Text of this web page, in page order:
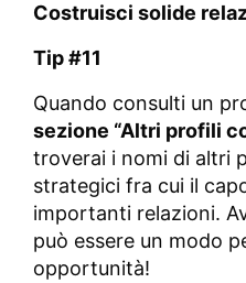
Costruisci solide
Tip #11
Quando consulti un
sezione “Altri profili
troverai i nomi di altri
strategici fra cui il
importanti relazioni.
può essere un modo
opportunità!